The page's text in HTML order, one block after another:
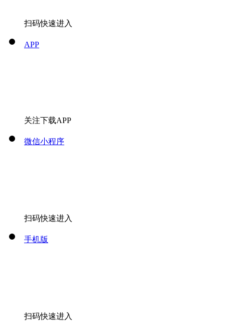
扫码快速进入
APP
关注下载APP
微信小程序
扫码快速进入
手机版
扫码快速进入